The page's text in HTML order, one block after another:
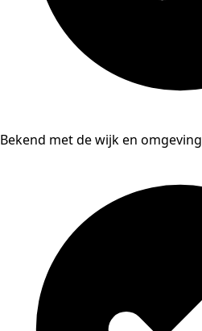
Bekend met de wijk en omgeving